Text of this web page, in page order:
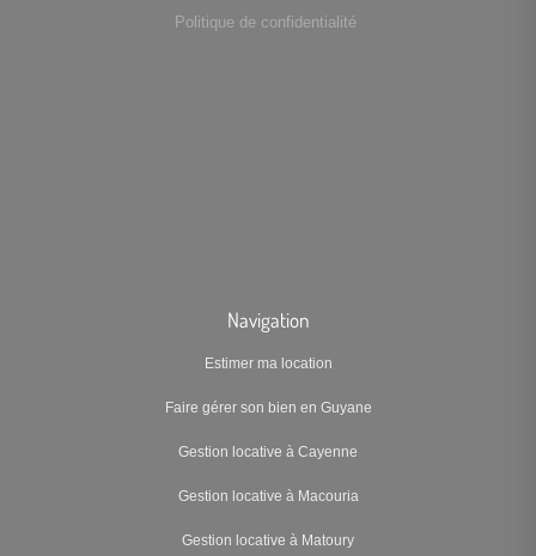
Politique de confidentialité
Navigation
Estimer ma location
Faire gérer son bien en Guyane
Gestion locative à Cayenne
Gestion locative à Macouria
Gestion locative à Matoury